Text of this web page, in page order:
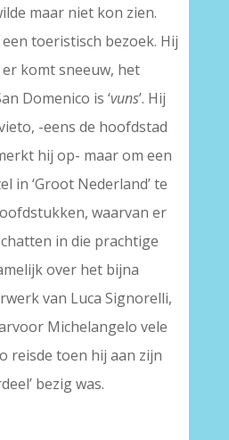
maar niet kon zien.
toeristisch bezoek. Hij
komt sneeuw, het
Domenico is ‘vuns’. Hij
-eens de hoofdstad
hij op- maar om een
in ‘Groot Nederland’ te
waarvan er
in die prachtige
over het bijna
van Luca Signorelli,
Michelangelo vele
reisde toen hij aan zijn
bezig was.